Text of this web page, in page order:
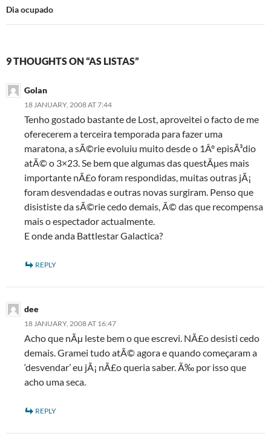
Dia ocupado
9 THOUGHTS ON “AS LISTAS”
Golan
18 JANUARY, 2008 AT 7:44
Tenho gostado bastante de Lost, aproveitei o facto de me
oferecerem a terceira temporada para fazer uma
maratona, a sÃ©rie evoluiu muito desde o 1Âº episÃ³dio
atÃ© o 3×23. Se bem que algumas das questÃµes mais
importante nÃ£o foram respondidas, muitas outras jÃ¡
foram desvendadas e outras novas surgiram. Penso que
disististe da sÃ©rie cedo demais, Ã© das que recompensa
mais o espectador actualmente.
E onde anda Battlestar Galactica?
REPLY
dee
18 JANUARY, 2008 AT 16:47
Acho que nÃµ leste bem o que escrevi. NÃ£o desisti cedo
demais. Gramei tudo atÃ© agora e quando começaram a
‘desvendar’ eu jÃ¡ nÃ£o queria saber. Ã‰ por isso que
acho uma seca.
REPLY